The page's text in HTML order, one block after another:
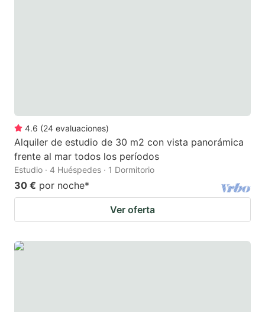
4.6 (24 evaluaciones)
Alquiler de estudio de 30 m2 con vista panorámica
frente al mar todos los períodos
Estudio · 4 Huéspedes · 1 Dormitorio
30 € por noche*
Ver oferta